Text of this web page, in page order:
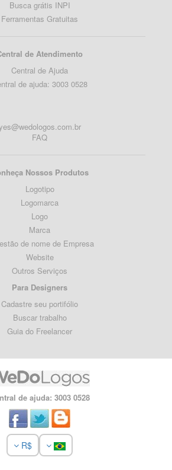
Busca grátis INPI
Ferramentas Gratuitas
de Atendimento
Central de Ajuda
de ajuda: 3003 0528
FAQ
Nossos Produtos
Logotipo
Logomarca
Logo
Marca
de nome de Empresa
Website
Outros Serviços
Para Designers
Cadastre seu portifólio
Buscar trabalho
Guia do Freelancer
de ajuda: 3003 0528
R$